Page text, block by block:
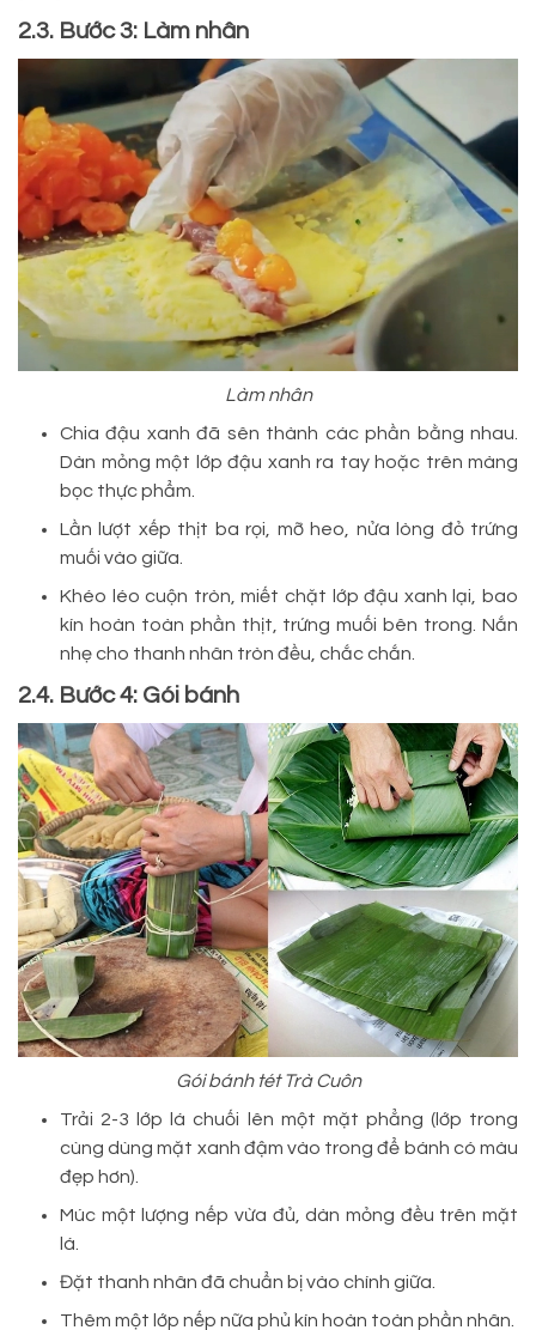
2.3. Bước 3: Làm nhân
Làm nhân
Chia đậu xanh đã sên thành các phần bằng nhau.
Dàn mỏng một lớp đậu xanh ra tay hoặc trên màng
bọc thực phẩm.
Lần lượt xếp thịt ba rọi, mỡ heo, nửa lòng đỏ trứng
muối vào giữa.
Khéo léo cuộn tròn, miết chặt lớp đậu xanh lại, bao
kín hoàn toàn phần thịt, trứng muối bên trong. Nắn
nhẹ cho thanh nhân tròn đều, chắc chắn.
2.4. Bước 4: Gói bánh
Gói bánh tét Trà Cuôn
Trải 2-3 lớp lá chuối lên một mặt phẳng (lớp trong
cùng dùng mặt xanh đậm vào trong để bánh có màu
đẹp hơn).
Múc một lượng nếp vừa đủ, dàn mỏng đều trên mặt
lá.
Đặt thanh nhân đã chuẩn bị vào chính giữa.
Thêm một lớp nếp nữa phủ kín hoàn toàn phần nhân.